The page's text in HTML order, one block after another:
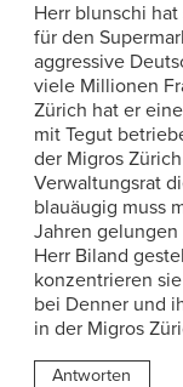
Herr blunschi
für den
aggressive
viele Millionen
Zürich hat er
mit Tegut
der Migros
Verwaltungsrat
blauäugig muss
Jahren gelungen
Herr Biland
konzentrieren
bei Denner und
in der Migros
Antworten